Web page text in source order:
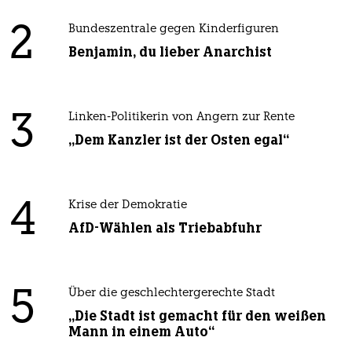
2 Bundeszentrale gegen Kinderfiguren
Benjamin, du lieber Anarchist
3 Linken-Politikerin von Angern zur Rente
„Dem Kanzler ist der Osten egal“
4 Krise der Demokratie
AfD-Wählen als Triebabfuhr
5 Über die geschlechtergerechte Stadt
„Die Stadt ist gemacht für den weißen
Mann in einem Auto“